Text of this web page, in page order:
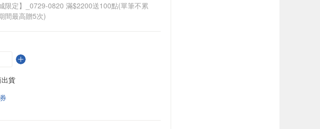
限定】_0729-0820 滿$2200送100點(單筆不累
間最高贈5次)
貨